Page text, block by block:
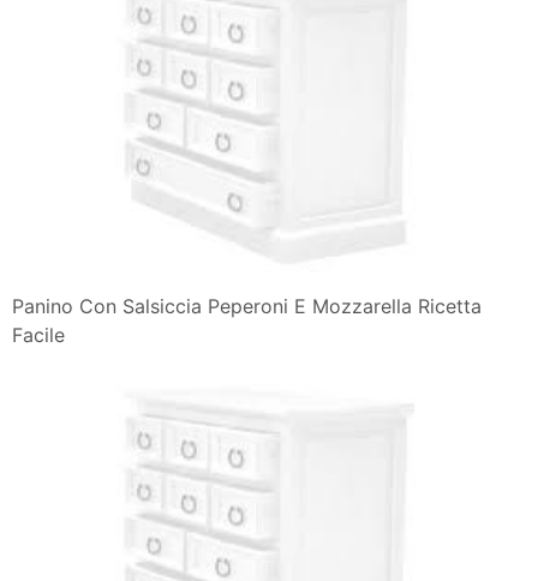
Panino Con Salsiccia Peperoni E Mozzarella Ricetta
Facile